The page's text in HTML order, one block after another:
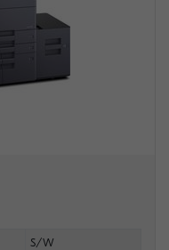
S/W